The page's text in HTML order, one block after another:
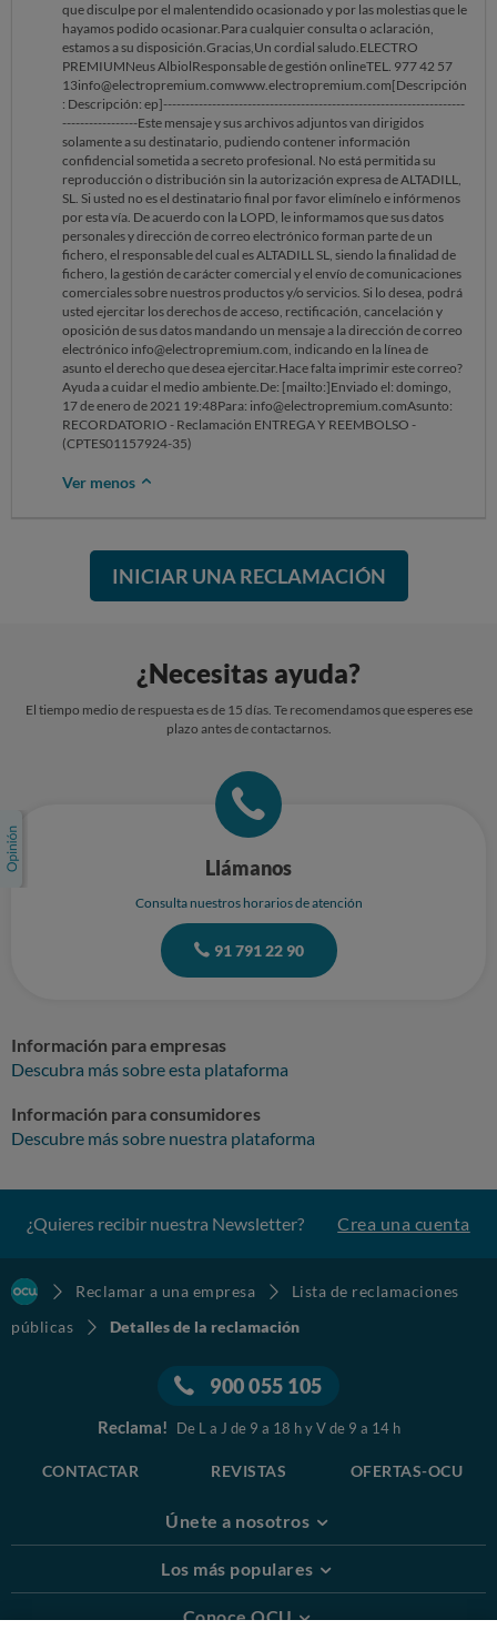
que disculpe por el malentendido ocasionado y por las molestias que le
hayamos podido ocasionar.Para cualquier consulta o aclaración,
estamos a su disposición.Gracias,Un cordial saludo.ELECTRO
PREMIUMNeus AlbiolResponsable de gestión onlineTEL. 977 42 57
13info@electropremium.comwww.electropremium.com[Descripción
: Descripción: ep]--------------------------------------------------------------------
-----------------Este mensaje y sus archivos adjuntos van dirigidos
solamente a su destinatario, pudiendo contener información
confidencial sometida a secreto profesional. No está permitida su
reproducción o distribución sin la autorización expresa de ALTADILL,
SL. Si usted no es el destinatario final por favor elimínelo e infórmenos
por esta vía. De acuerdo con la LOPD, le informamos que sus datos
personales y dirección de correo electrónico forman parte de un
fichero, el responsable del cual es ALTADILL SL, siendo la finalidad de
fichero, la gestión de carácter comercial y el envío de comunicaciones
comerciales sobre nuestros productos y/o servicios. Si lo desea, podrá
usted ejercitar los derechos de acceso, rectificación, cancelación y
oposición de sus datos mandando un mensaje a la dirección de correo
electrónico info@electropremium.com, indicando en la línea de
asunto el derecho que desea ejercitar.Hace falta imprimir este correo?
Ayuda a cuidar el medio ambiente.De: [mailto:]Enviado el: domingo,
17 de enero de 2021 19:48Para: info@electropremium.comAsunto:
RECORDATORIO - Reclamación ENTREGA Y REEMBOLSO -
(CPTES01157924-35)
Ver menos
INICIAR UNA RECLAMACIÓN
¿Necesitas ayuda?
El tiempo medio de respuesta es de 15 días. Te recomendamos que esperes ese
plazo antes de contactarnos.
Llámanos
Consulta nuestros horarios de atención
91 791 22 90
Información para empresas
Descubra más sobre esta plataforma
Información para consumidores
Descubre más sobre nuestra plataforma
¿Quieres recibir nuestra Newsletter? Crea una cuenta
Reclamar a una empresa
Lista de reclamaciones
públicas
Detalles de la reclamación
900 055 105
Reclama! De L a J de 9 a 18 h y V de 9 a 14 h
CONTACTAR REVISTAS OFERTAS-OCU
Únete a nosotros
Los más populares
Conoce OCU